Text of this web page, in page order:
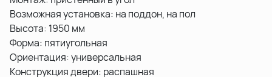
Возможная установка: на поддон, на пол
Высота: 1950 мм
Форма: пятиугольная
Ориентация: универсальная
Конструкция двери: распашная